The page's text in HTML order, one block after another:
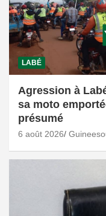
LABÉ
Agression à
sa moto
présumé
6 août 2026